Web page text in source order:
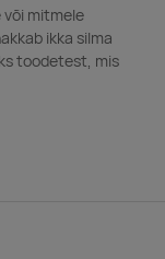
või mitmele
ikka silma
toodetest, mis